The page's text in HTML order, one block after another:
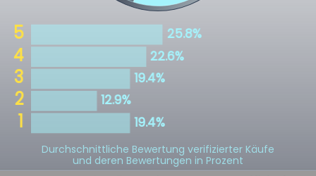
Durchschnittliche Bewertung verifizierter Käufe
und deren Bewertungen in Prozent